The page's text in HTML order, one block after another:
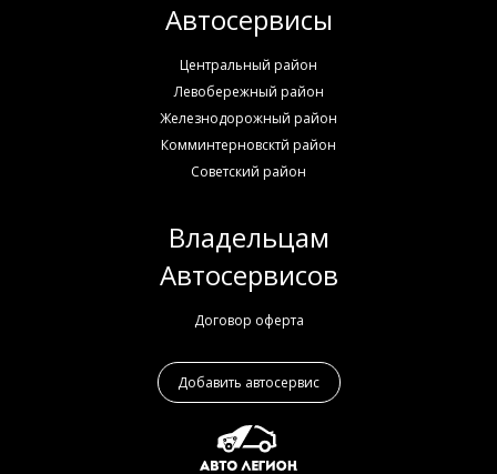
Автосервисы
Центральный район
Левобережный район
Железнодорожный район
Комминтерновсктй район
Советский район
Владельцам
Автосервисов
Договор оферта
Добавить автосервис